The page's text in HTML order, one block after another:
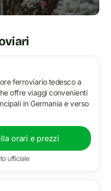
ferroviario tedesco a
offre viaggi convenienti
in Germania e verso
orari e prezzi
ufficiale